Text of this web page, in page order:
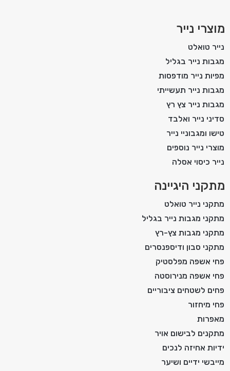
מוצרי נייר
נייר טואלט
מגבות נייר בגליל
מפיות נייר מודפסות
מגבות נייר תעשייתי
מגבות נייר צץ רץ
סדיני נייר ואלבד
טישו ומגבוניי נייר
מוצרי נייר נוספים
נייר כיסוי אסלה
מתקני היגיינה
מתקני נייר טואלט
מתקני מגבות נייר בגליל
מתקני מגבות צץ-רץ
מתקני סבון ודיספנסרים
פחי אשפה מפלסטיק
פחי אשפה מנירוסטה
פחים לשטחים ציבוריים
פחי מיחזור
מאפרות
מתקנים לבישום אויר
ידיות אחיזה לנכים
מייבשי ידיים ושיער